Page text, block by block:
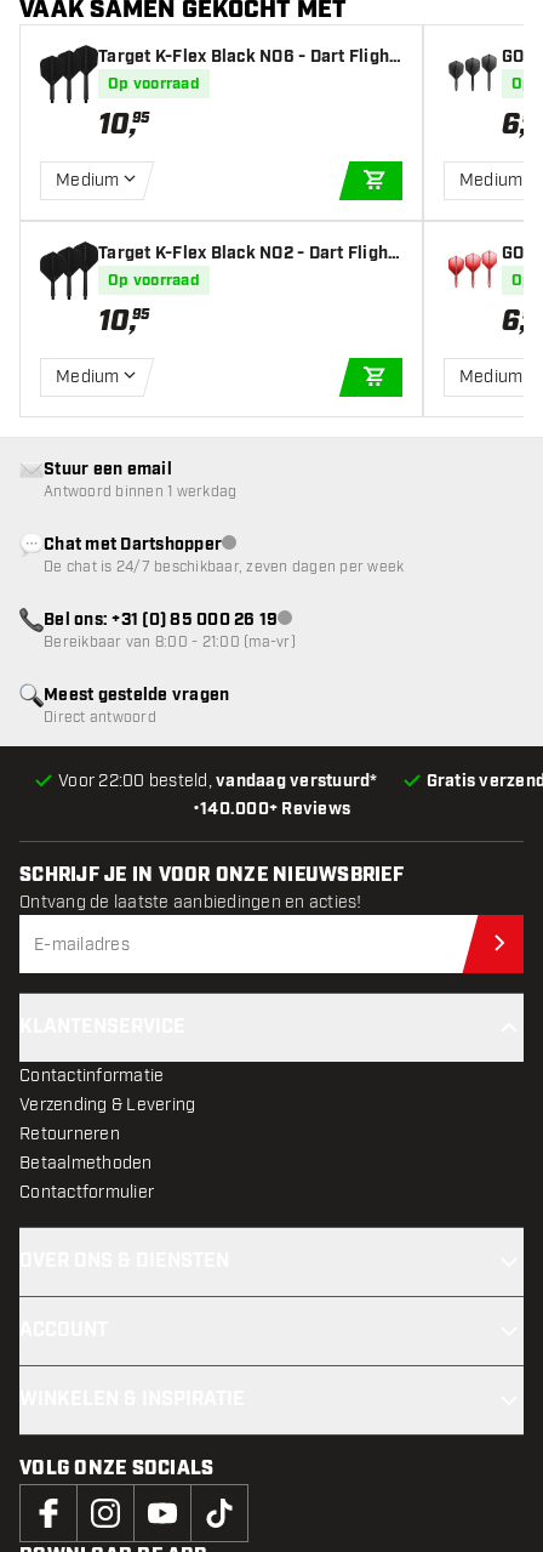
VAAK SAMEN GEKOCHT MET
Target K-Flex Black NO6 - Dart Flight
Op voorraad
10,95
Medium
IN WINKELWAGEN
Target K-Flex Black NO2 - Dart Flight
Op voorraad
10,95
Medium
IN WINKELWAGEN
Op
6,95
Medium
Op
6,95
Medium
•140.000+ Reviews
Voor 22:00 besteld,vandaag verstuurd* Gratis
Meest gestelde vragen
Direct antwoord
Stuur een email
Antwoord binnen 1 werkdag
Chat met Dartshopperklantenservice niet beschikbaar
De chat is 24/7 beschikbaar, zeven dagen per week
Bel ons: +31 (0) 85 000 26 19klantenservice niet beschikbaar
Bereikbaar van 8:00 - 21:00 (ma-vr)
SCHRIJF JE IN VOOR ONZE NIEUWSBRIEF
Ontvang de laatste aanbiedingen en acties!
Contactinformatie
Verzending & Levering
Retourneren
Betaalmethoden
Contactformulier
VOLG ONZE SOCIALS